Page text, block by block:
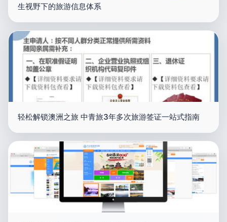
生视野下的旅游信息体系
轻松解锁澳洲之旅 中青旅3年多次旅游签证一站式指南